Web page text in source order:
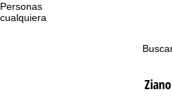
Personas
cualquiera
Ziano